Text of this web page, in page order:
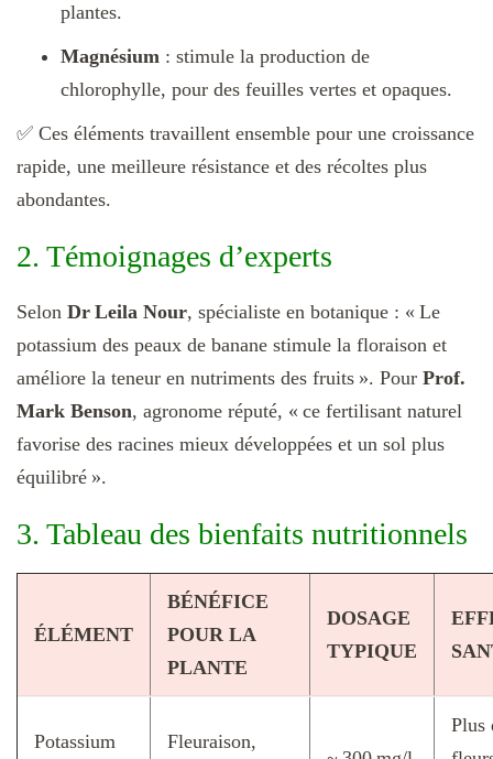
plantes.
Magnésium : stimule la production de
chlorophylle, pour des feuilles vertes et opaques.
✅ Ces éléments travaillent ensemble pour une croissance
rapide, une meilleure résistance et des récoltes plus
abondantes.
2. Témoignages d’experts
Selon Dr Leila Nour, spécialiste en botanique : « Le
potassium des peaux de banane stimule la floraison et
améliore la teneur en nutriments des fruits ». Pour Prof.
Mark Benson, agronome réputé, « ce fertilisant naturel
favorise des racines mieux développées et un sol plus
équilibré ».
3. Tableau des bienfaits nutritionnels
ÉLÉMENT
BÉNÉFICE
POUR LA
PLANTE
DOSAGE
TYPIQUE
Potassium Fleuraison,
Plus